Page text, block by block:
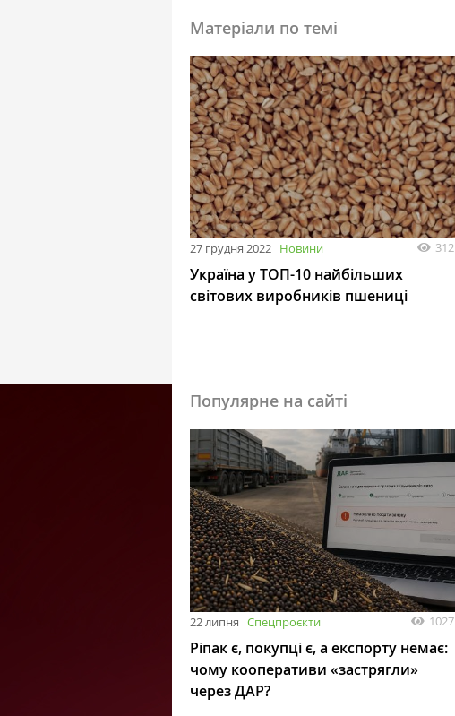
Матеріали по темі
27 грудня 2022 Новини 312
Україна у ТОП-10 найбільших
світових виробників пшениці
Популярне на сайті
22 липня Спецпроєкти 1027
Ріпак є, покупці є, а експорту немає:
чому кооперативи «застрягли»
через ДАР?